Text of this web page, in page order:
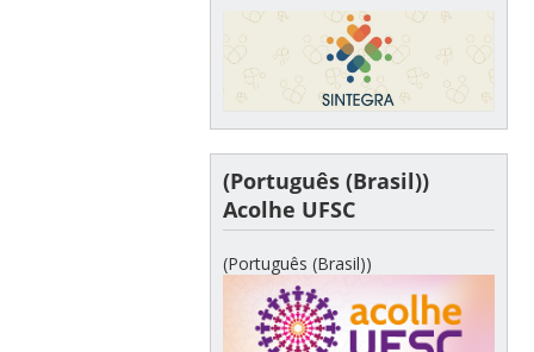
(Português (Brasil))
Acolhe UFSC
(Português (Brasil))